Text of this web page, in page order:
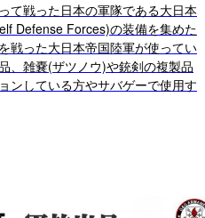
て戦った日本の軍隊である大日本
Defense Forces)の装備を集めた
戦った大日本帝国陸軍が使ってい
、雑嚢(ザツノウ)や銃剣の複製品
ンしている方やサバゲーで使用す